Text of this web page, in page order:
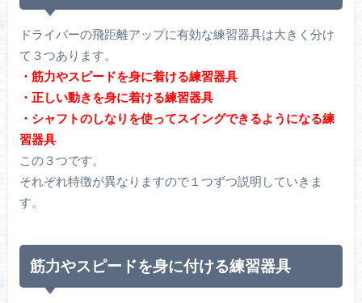
ドライバーの飛距離アップに有効な練習器具は大きく分け
て３つあります。
・筋力やスピードを身に着ける練習器具
・正しい動きを身に着ける練習器具
・シャフトのしなりを使ってスイングできるようになる練
習器具
この３つです。
それぞれ特徴が異なりますので１つずつ説明していきま
す。
筋力やスピードを身に付ける練習器具